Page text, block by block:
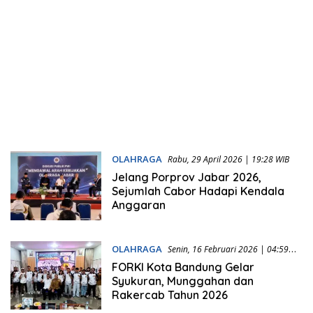
OLAHRAGA Rabu, 29 April 2026 | 19:28 WIB
Jelang Porprov Jabar 2026,
Sejumlah Cabor Hadapi Kendala
Anggaran
OLAHRAGA Senin, 16 Februari 2026 | 04:59
WIB
FORKI Kota Bandung Gelar
Syukuran, Munggahan dan
Rakercab Tahun 2026